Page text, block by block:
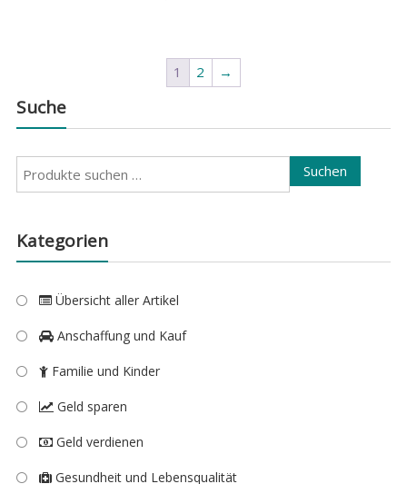
1 2 →
Suche
Suchen
nach:
Suchen
Kategorien
Übersicht aller Artikel
Anschaffung und Kauf
Familie und Kinder
Geld sparen
Geld verdienen
Gesundheit und Lebensqualität